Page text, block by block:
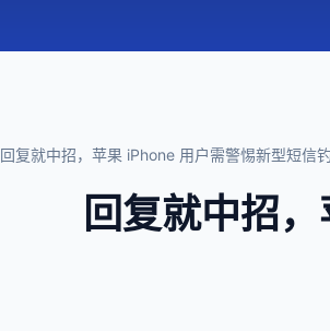
回复就中招，苹果 iPhone 用户需警惕新型短信
回复就中招